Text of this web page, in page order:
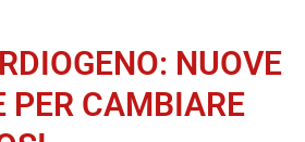
NUOVE
PER CAMBIARE